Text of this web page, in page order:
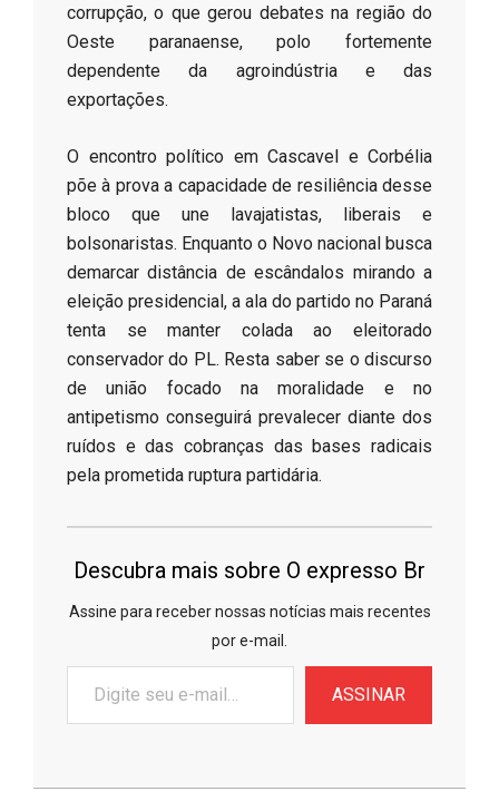
corrupção, o que gerou debates na região do
Oeste paranaense, polo fortemente
dependente da agroindústria e das
exportações.
​O encontro político em Cascavel e Corbélia
põe à prova a capacidade de resiliência desse
bloco que une lavajatistas, liberais e
bolsonaristas. Enquanto o Novo nacional busca
demarcar distância de escândalos mirando a
eleição presidencial, a ala do partido no Paraná
tenta se manter colada ao eleitorado
conservador do PL. Resta saber se o discurso
de união focado na moralidade e no
antipetismo conseguirá prevalecer diante dos
ruídos e das cobranças das bases radicais
pela prometida ruptura partidária.
Descubra mais sobre O expresso Br
Assine para receber nossas notícias mais recentes
por e-mail.
seu
e-
ASSINAR
2026-